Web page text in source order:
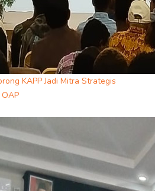
KAPP Jadi Mitra Strategis